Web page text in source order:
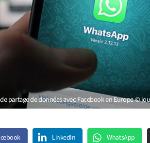
partage de données avec Facebook en Europe ©
LinkedIn WhatsApp